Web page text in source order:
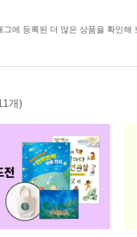
그에 등록된 더 많은 상품을 확인해
개)